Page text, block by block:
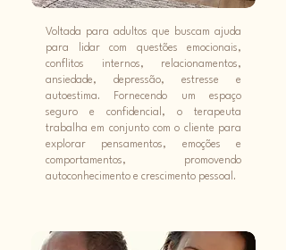
Voltada para adultos que buscam ajuda
para lidar com questões emocionais,
conflitos internos, relacionamentos,
ansiedade, depressão, estresse e
autoestima. Fornecendo um espaço
seguro e confidencial, o terapeuta
trabalha em conjunto com o cliente para
explorar pensamentos, emoções e
comportamentos, promovendo
autoconhecimento e crescimento pessoal.